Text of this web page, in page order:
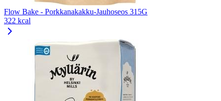
Flow Bake - Porkkanakakku-Jauhoseos 315G
322 kcal